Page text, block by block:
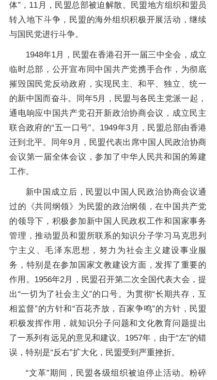
体”，11月，民盟总部被迫解散。民盟地方组织和盟员
转入地下斗争，民盟的海外组织积极开展活动，继续
与国民党进行斗争。
1948年1月，民盟在香港召开一届三中全会，成立
临时总部，公开宣布同中国共产党携手合作，为彻底
摧毁国民党反动政府，实现民主、和平、独立、统一
的新中国而奋斗。同年5月，民盟与各民主党派一起，
通电响应中国共产党召开新政治协商会议，成立民主
联合政府的“五一口号”。1949年3月，民盟总部由香港
迁到北平。同年9月，民盟代表出席中国人民政治协商
会议第一届全体会议，参加了中华人民共和国的筹建
工作。
新中国成立后，民盟以中国人民政治协商会议通
过的《共同纲领》为民盟的政治纲领，在中国共产党
的领导下，积极参加新中国人民政权工作和国家事务
管理，推动盟员和盟所联系的知识分子学习马克思列
宁主义、毛泽东思想，努力为社会主义建设事业服
务，特别是在参加国家文教建设方面，发挥了重要的
作用。1956年2月，民盟召开第二次全国代表大会，提
出“一切为了社会主义”的口号。为贯彻“长期共存，互
相监督”的方针和“百花齐放，百家争鸣”的方针，民盟
积极发挥作用，就知识分子问题和文化教育问题提出
了一系列有远见的意见和建议。1957年，由于“左”的错
误，特别是“反右”扩大化，民盟受到严重挫折。
“文革”期间，民盟各级组织被迫停止活动。粉碎